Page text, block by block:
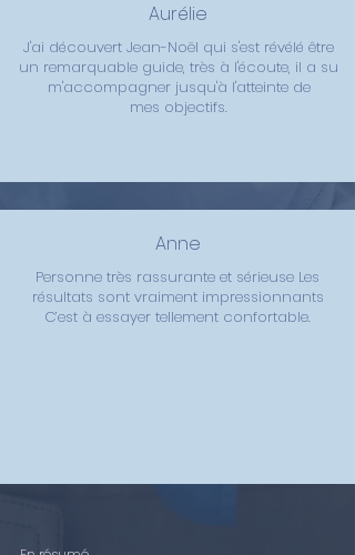
Aurélie
J'ai découvert Jean-Noël qui s'est révélé être
un remarquable guide, très à l'écoute, il a su
m'accompagner jusqu'à l'atteinte de
mes objectifs.
Anne
Personne très rassurante et sérieuse Les
résultats sont vraiment impressionnants
C’est à essayer tellement confortable.